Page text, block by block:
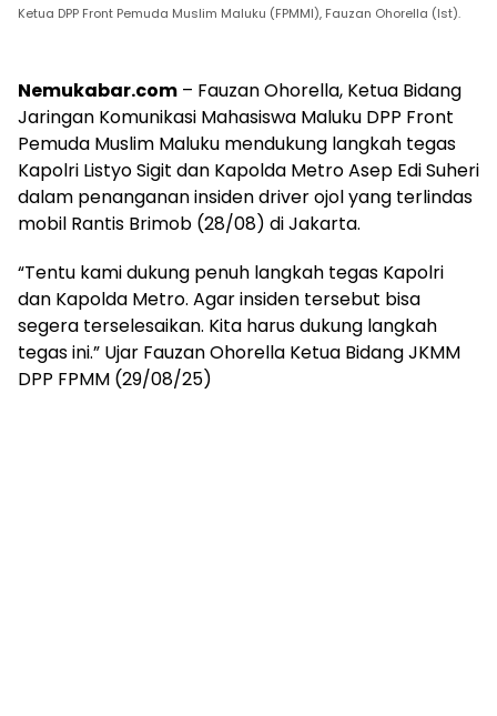
Ketua DPP Front Pemuda Muslim Maluku (FPMMI), Fauzan Ohorella (Ist).
Nemukabar.com – Fauzan Ohorella, Ketua Bidang
Jaringan Komunikasi Mahasiswa Maluku DPP Front
Pemuda Muslim Maluku mendukung langkah tegas
Kapolri Listyo Sigit dan Kapolda Metro Asep Edi Suheri
dalam penanganan insiden driver ojol yang terlindas
mobil Rantis Brimob (28/08) di Jakarta.
“Tentu kami dukung penuh langkah tegas Kapolri
dan Kapolda Metro. Agar insiden tersebut bisa
segera terselesaikan. Kita harus dukung langkah
tegas ini.” Ujar Fauzan Ohorella Ketua Bidang JKMM
DPP FPMM (29/08/25)